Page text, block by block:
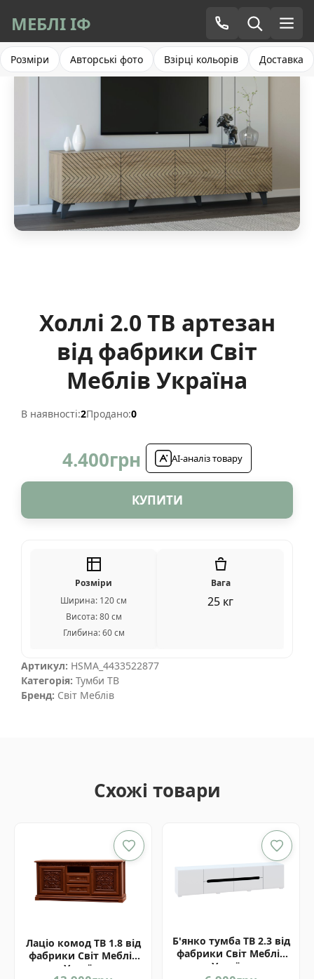
МЕБЛІ ІФ
Розміри Авторські фото Взірці кольорів Доставка
Холлі 2.0 ТВ артезан
від фабрики Світ
Меблів Україна
В наявності:2Продано:0
4.400грн AI-аналіз товару
КУПИТИ
Розміри
Ширина: 120 см
Висота: 80 см
Глибина: 60 см
Вага
25 кг
Артикул: HSMA_4433522877
Категорія: Тумби ТВ
Бренд: Світ Меблів
Схожі товари
Лаціо комод ТВ 1.8 від
фабрики Світ Меблів
Україна
Б'янко тумба ТВ 2.3 від
фабрики Світ Меблів
Україна